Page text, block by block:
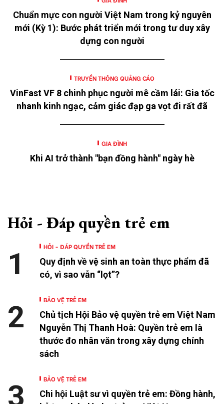
Chuẩn mực con người Việt Nam trong kỷ nguyên
mới (Kỳ 1): Bước phát triển mới trong tư duy xây
dựng con người
TRUYỀN THÔNG QUẢNG CÁO
VinFast VF 8 chinh phục người mê cầm lái: Gia tốc
nhanh kinh ngạc, cảm giác đạp ga vọt đi rất đã
GIA ĐÌNH
Khi AI trở thành "bạn đồng hành" ngày hè
Hỏi - Đáp quyền trẻ em
HỎI - ĐÁP QUYỀN TRẺ EM
Quy định về vệ sinh an toàn thực phẩm đã
có, vì sao vẫn “lọt”?
1
BẢO VỆ TRẺ EM
Chủ tịch Hội Bảo vệ quyền trẻ em Việt Nam
Nguyễn Thị Thanh Hoà: Quyền trẻ em là
thước đo nhân văn trong xây dựng chính
sách
2
BẢO VỆ TRẺ EM
Chi hội Luật sư vì quyền trẻ em: Đồng hành,
3